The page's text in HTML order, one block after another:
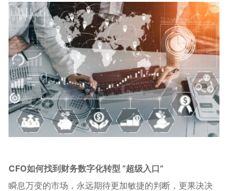
CFO如何找到财务数字化转型 “超级入口”
瞬息万变的市场，永远期待更加敏捷的判断，更果决决